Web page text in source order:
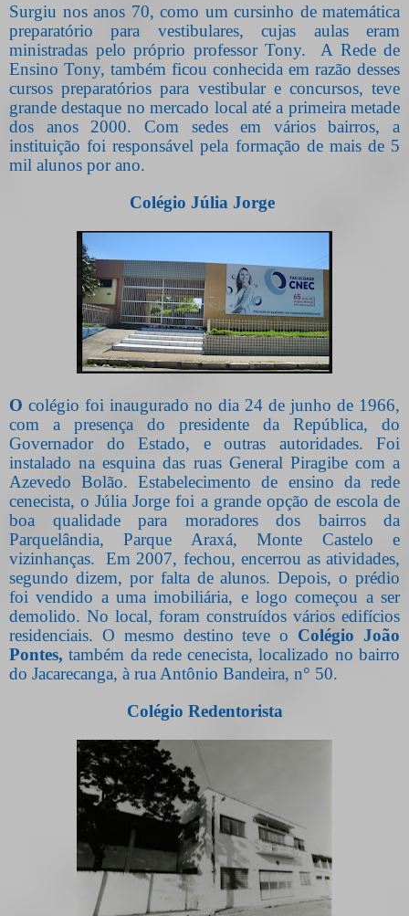
Surgiu nos anos 70, como um cursinho de matemática
preparatório para vestibulares, cujas aulas eram
ministradas pelo próprio professor Tony.
A Rede de
Ensino Tony, também ficou conhecida em razão desses
cursos preparatórios para vestibular e concursos, teve
grande destaque no mercado local até a primeira metade
dos anos 2000. Com sedes em vários bairros, a
instituição foi responsável pela formação de mais de 5
mil alunos por ano.
Colégio Júlia Jorge
O colégio foi inaugurado no dia 24 de junho de 1966,
com a presença do presidente da República, do
Governador do Estado, e outras autoridades. Foi
instalado na esquina das ruas General Piragibe com a
Azevedo Bolão. Estabelecimento de ensino da rede
cenecista, o Júlia Jorge foi a grande opção de escola de
boa qualidade para moradores dos bairros da
Parquelândia, Parque Araxá, Monte Castelo e
vizinhanças.
Em 2007, fechou, encerrou as atividades,
segundo dizem, por falta de alunos. Depois, o prédio
foi vendido a uma imobiliária, e logo começou a ser
demolido. No local, foram construídos vários edifícios
residenciais. O mesmo destino teve o Colégio João
Pontes,também da rede cenecista, localizado no bairro
do Jacarecanga, à rua Antônio Bandeira, n° 50.
Colégio Redentorista